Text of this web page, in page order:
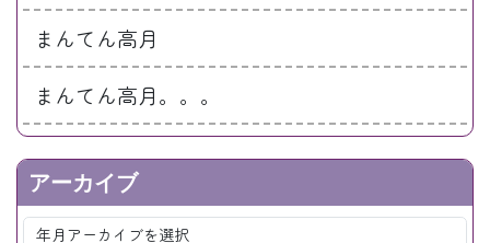
まんてん高月
まんてん高月。。。
アーカイブ